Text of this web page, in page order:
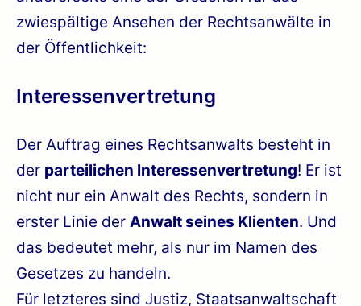
zwiespältige Ansehen der Rechtsanwälte in
der Öffentlichkeit:
Interessenvertretung
Der Auftrag eines Rechtsanwalts besteht in
der parteilichen Interessenvertretung! Er ist
nicht nur ein Anwalt des Rechts, sondern in
erster Linie der Anwalt seines Klienten. Und
das bedeutet mehr, als nur im Namen des
Gesetzes zu handeln.
Für letzteres sind Justiz, Staatsanwaltschaft